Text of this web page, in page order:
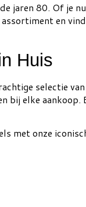
jaren 80. Of je
en
Huis
selectie
elke aankoop.
met onze